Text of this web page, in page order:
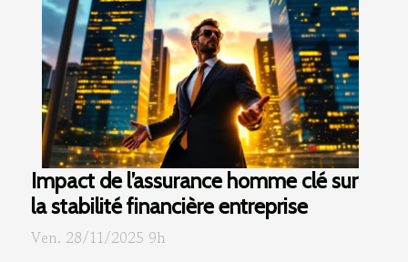
Impact de l’assurance homme clé sur
la stabilité financière entreprise
Ven. 28/11/2025 9h